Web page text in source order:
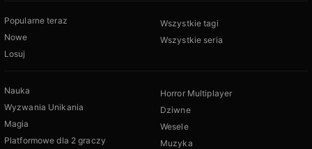
Popularne teraz
Nowe
Losuj
Wszystkie tagi
Wszystkie seria
Nauka
Wyzwania Unikania
Magia
Platformowe dla 2 graczy
Horror Multiplayer
Dziwne
Wesele
Muzyka